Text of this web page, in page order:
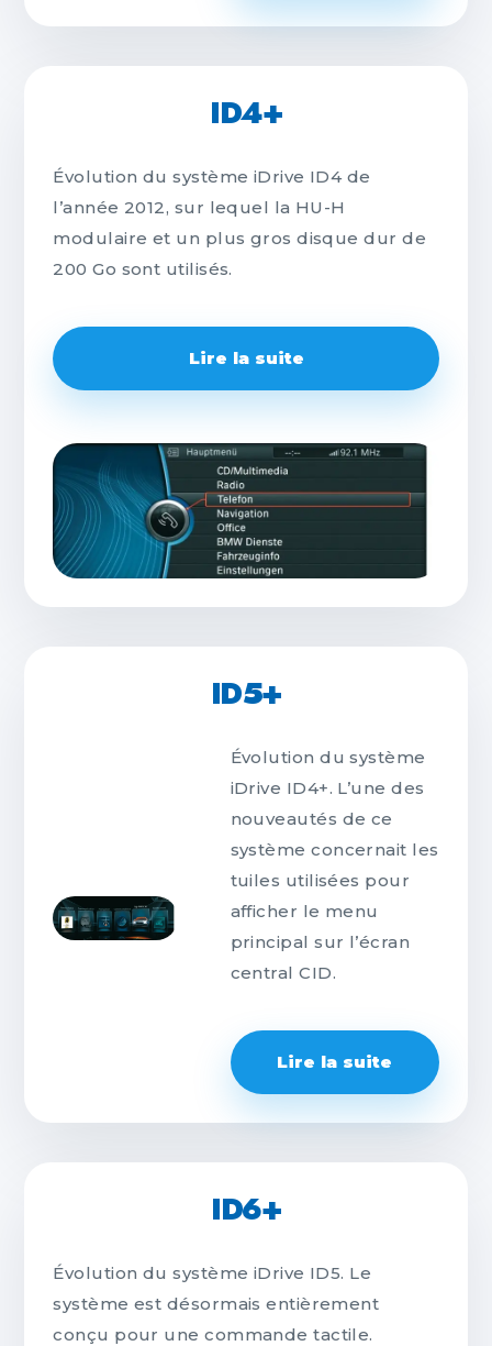
ID4+
Évolution du système iDrive ID4 de
l’année 2012, sur lequel la HU-H
modulaire et un plus gros disque dur de
200 Go sont utilisés.
Lire la suite
ID5+
Évolution du système
iDrive ID4+. L’une des
nouveautés de ce
système concernait les
tuiles utilisées pour
afficher le menu
principal sur l’écran
central CID.
Lire la suite
ID6+
Évolution du système iDrive ID5. Le
système est désormais entièrement
conçu pour une commande tactile.